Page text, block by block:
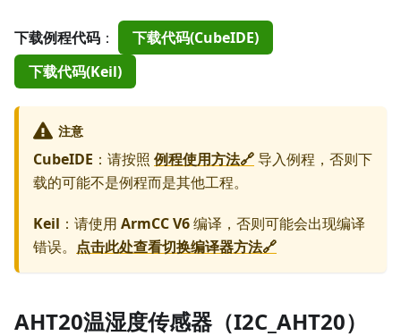
下载例程代码 ：
下载代码(CubeIDE)
下载代码(Keil)
注意
CubeIDE ：请按照 例程使用方法🔗导入例程，否则下
载的可能不是例程而是其他工程。
Keil ：请使用 ArmCC V6编译，否则可能会出现编译
错误。 点击此处查看切换编译器方法🔗
AHT20温湿度传感器（I2C_AHT20）